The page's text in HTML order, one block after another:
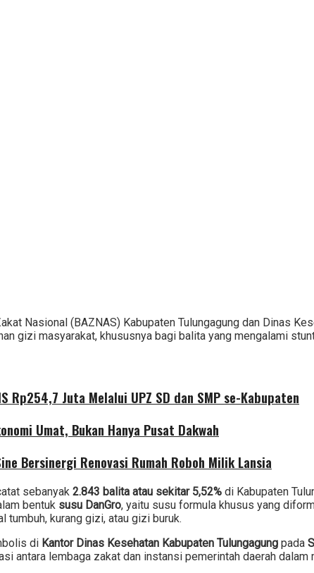
Nasional (BAZNAS) Kabupaten Tulungagung dan Dinas
gizi masyarakat, khususnya bagi balita yang mengalami
Rp254,7 Juta Melalui UPZ SD dan SMP se-Kabupaten
Umat, Bukan Hanya Pusat Dakwah
Bersinergi Renovasi Rumah Roboh Milik Lansia
sebanyak 2.843 balita atau sekitar 5,52% di Kabupaten
bentuk susu DanGro, yaitu susu formula khusus yang
tumbuh, kurang gizi, atau gizi buruk.
di Kantor Dinas Kesehatan Kabupaten Tulungagung pada
antara lembaga zakat dan instansi pemerintah daerah